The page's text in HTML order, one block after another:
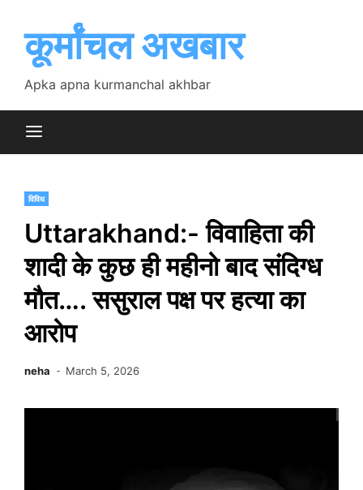
contentकूर्मांचल अखबार
Apka apna kurmanchal akhbar
विविध
Uttarakhand:- विवाहिता की
शादी के कुछ ही महीनो बाद संदिग्ध
मौत…. ससुराल पक्ष पर हत्या का
आरोप
neha March 5, 2026